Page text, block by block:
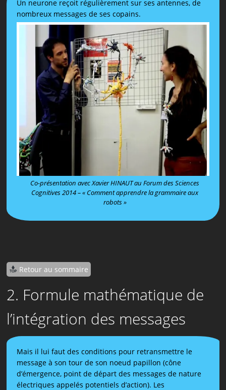
Un neurone reçoit régulièrement sur ses antennes, de
nombreux messages de ses copains.
Co-présentation avec Xavier HINAUT au Forum des Sciences
Cognitives 2014 – « Comment apprendre la grammaire aux
robots »
Retour au sommaire
2. Formule mathématique de
l’intégration des messages
Mais il lui faut des conditions pour retransmettre le
message à son tour de son noeud papillon (cône
d’émergence, point de départ des messages de nature
électriques appelés potentiels d’action). Les